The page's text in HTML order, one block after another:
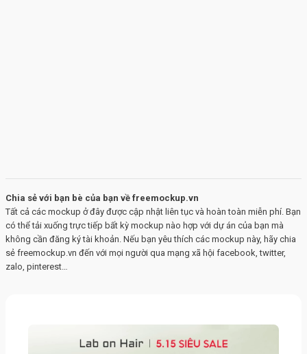
Chia sẻ với bạn bè của bạn về freemockup.vn
Tất cả các mockup ở đây được cập nhật liên tục và hoàn toàn miễn phí. Bạn
có thể tải xuống trực tiếp bất kỳ mockup nào hợp với dự án của bạn mà
không cần đăng ký tài khoản. Nếu bạn yêu thích các mockup này, hãy chia
sẻ freemockup.vn đến với mọi người qua mạng xã hội facebook, twitter,
zalo, pinterest…